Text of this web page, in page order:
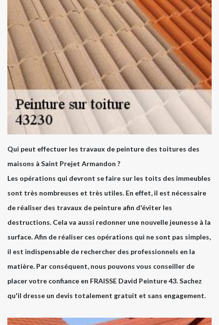
Qui peut effectuer les travaux de peinture des toitures des
maisons à Saint Prejet Armandon ?
Les opérations qui devront se faire sur les toits des immeubles
sont très nombreuses et très utiles. En effet, il est nécessaire
de réaliser des travaux de peinture afin d'éviter les
destructions. Cela va aussi redonner une nouvelle jeunesse à la
surface. Afin de réaliser ces opérations qui ne sont pas simples,
il est indispensable de rechercher des professionnels en la
matière. Par conséquent, nous pouvons vous conseiller de
placer votre confiance en FRAISSE David Peinture 43. Sachez
qu'il dresse un devis totalement gratuit et sans engagement.